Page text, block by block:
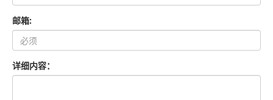
邮箱:
详细内容：